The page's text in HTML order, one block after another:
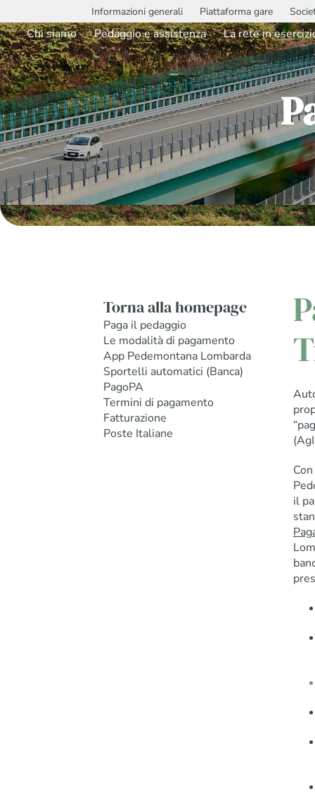
Informazioni generali Piattaforma gare
Chi siamo Pedaggio e assistenza La rete in
Torna alla homepage
Paga il pedaggio
Le modalità di pagamento
App Pedemontana Lombarda
Sportelli automatici (Banca)
PagoPA
Termini di pagamento
Fatturazione
Poste Italiane
il